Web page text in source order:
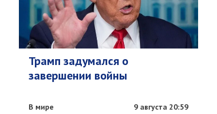
Трамп задумался о
завершении войны
В мире 9 августа 20:59